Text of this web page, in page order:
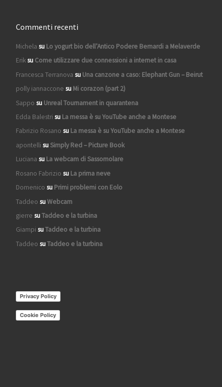
Commenti recenti
Michela su Lo yogurt bio dell’Antico Podere Bernardi a Melaverde
Eriksu Come utilizzare due connessioni a internet in casa
Francesca Terranova su Una canzone a caso: Elephant Gun – Beirut
polly iannaccone su Mi corazon (part 2)
Sappo su Unreal Tournament in quarantena
Edda Balestri su La messa è su YouTube anche a Montese
Fabrizio Rosano su La messa è su YouTube anche a Montese
apontelli suSimply Red – Picture Book
Luciana su La webcam di Sassomolare
Rosano Fabrizio su La prima neve
Domenico su Primi problemi con Eolo
Taddeo suWebcam
gierre suTaddeo e la turbina
Giampi suTaddeo e la turbina
Taddeo suTaddeo e la turbina
Privacy Policy
Cookie Policy